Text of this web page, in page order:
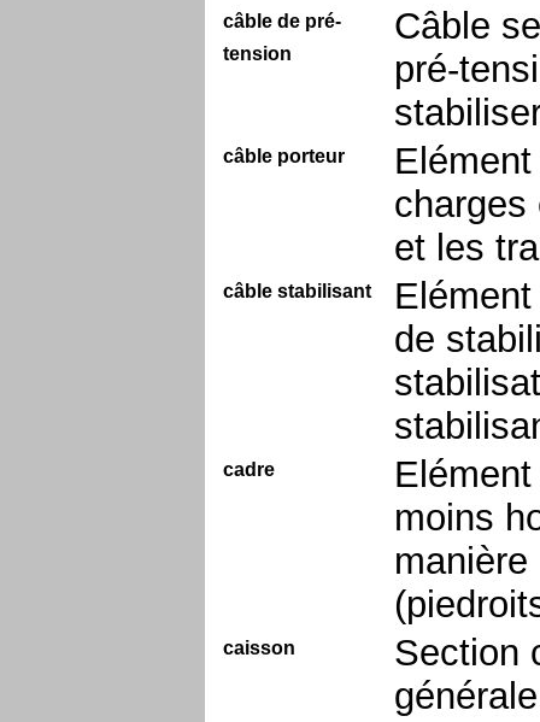
câble de pré-
tension
Câble
pré-
câble porteur
charges
et les
câble stabilisant
de
cadre
moins
caisson
Section